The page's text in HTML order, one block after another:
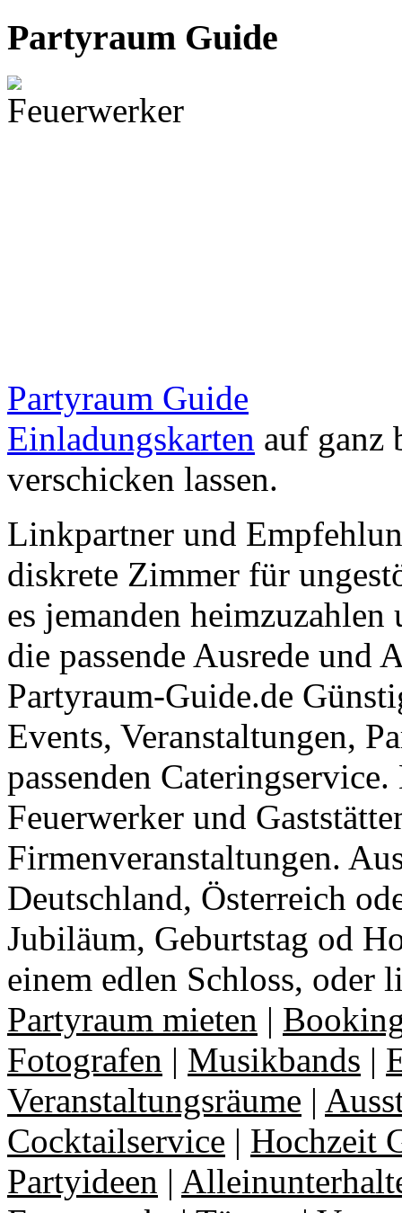
Partyraum Guide
Partyraum Guide
Einladungskarten auf ganz
verschicken lassen.
Linkpartner und
diskrete Zimmer für
es jemanden
die passende Ausrede und
Partyraum-Guide.de
Events, Veranstaltungen,
passenden
Feuerwerker und
Firmenveranstaltungen.
Deutschland, Österreich
Jubiläum, Geburtstag od
einem edlen Schloss, oder
Partyraum mieten |
Fotografen | Musikbands |
Veranstaltungsräume |
Cocktailservice | Hochzeit
Partyideen |